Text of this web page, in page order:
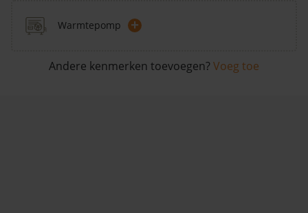
Warmtepomp +
Andere kenmerken toevoegen? Voeg toe